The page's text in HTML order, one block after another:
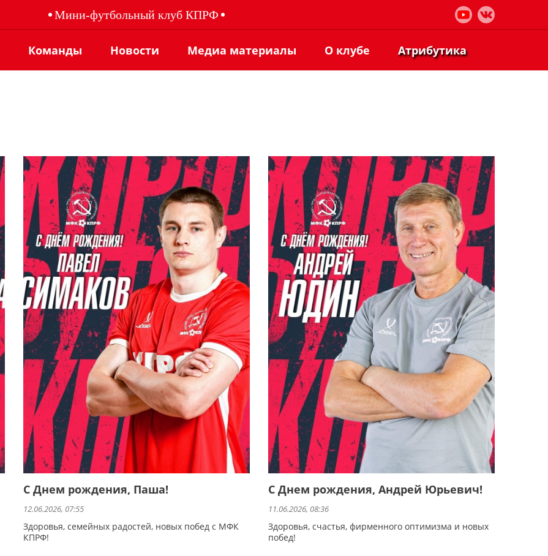
Мини-футбольный клуб КПРФ
Команды Новости Медиа материалы О клубе Атрибутика
С Днем рождения, Паша!
12.06.2026, 07:55
Здоровья, семейных радостей, новых побед с МФК
КПРФ!
С Днем рождения, Андрей Юрьевич!
11.06.2026, 08:36
Здоровья, счастья, фирменного оптимизма и новых
побед!